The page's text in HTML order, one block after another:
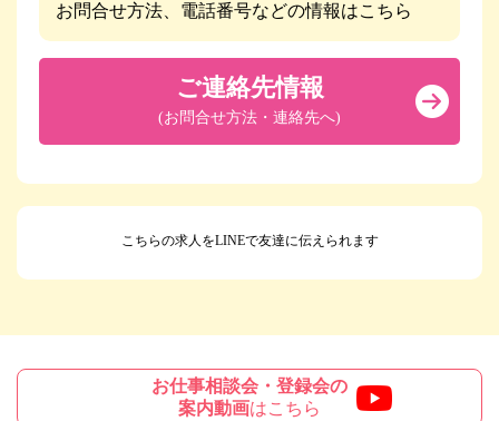
お問合せ方法、電話番号などの情報はこちら
ご連絡先情報
(お問合せ方法・連絡先へ)
こちらの求人をLINEで友達に伝えられます
お仕事相談会・登録会の
案内動画はこちら